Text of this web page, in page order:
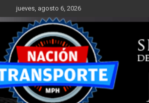
Saltar
al
contenido
jueves, agosto 6, 2026